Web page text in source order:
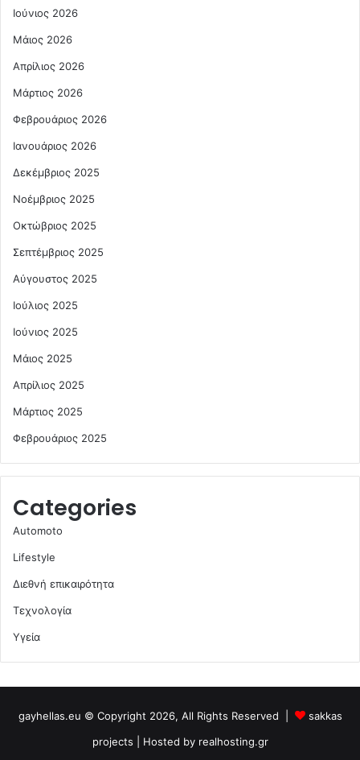
Ιούνιος 2026
Μάιος 2026
Απρίλιος 2026
Μάρτιος 2026
Φεβρουάριος 2026
Ιανουάριος 2026
Δεκέμβριος 2025
Νοέμβριος 2025
Οκτώβριος 2025
Σεπτέμβριος 2025
Αύγουστος 2025
Ιούλιος 2025
Ιούνιος 2025
Μάιος 2025
Απρίλιος 2025
Μάρτιος 2025
Φεβρουάριος 2025
Categories
Automoto
Lifestyle
Διεθνή επικαιρότητα
Τεχνολογία
Υγεία
gayhellas.eu © Copyright 2026, All Rights Reserved |
sakkas
projects | Hosted by realhosting.gr